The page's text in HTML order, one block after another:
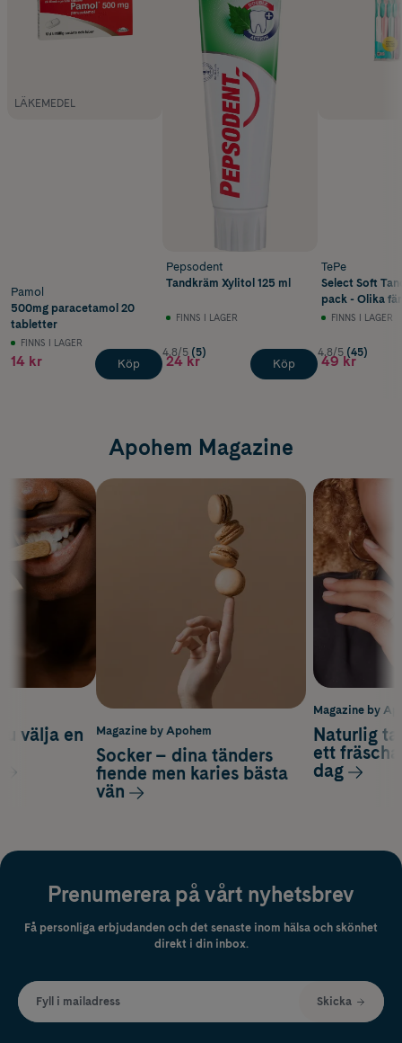
LÄKEMEDEL
Pamol
500mg paracetamol 20
tabletter
FINNS I LAGER
14 kr Köp
Pepsodent
Tandkräm Xylitol 125 ml
FINNS I LAGER
4.8/5 (5)
24 kr Köp
TePe
Select Soft
pack - Olika
FINNS I LAGER
4.8/5 (45)
49 kr
Apohem Magazine
Magazine by
Naturlig
ett
dag
välja en
Magazine by Apohem
Socker – dina tänders
fiende men karies bästa
vän
Prenumerera på vårt nyhetsbrev
Få personliga erbjudanden och det senaste inom hälsa och skönhet
direkt i din inbox.
Fyll i mailadress Skicka